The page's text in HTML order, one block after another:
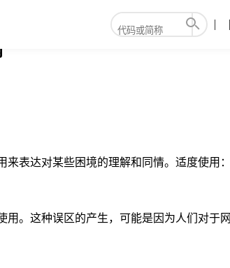
表达对某些困境的理解和同情。适度使用
。这种误区的产生，可能是因为人们对于